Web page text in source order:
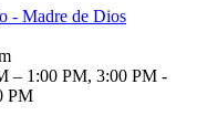
- Madre de Dios
– 1:00 PM, 3:00 PM -
PM